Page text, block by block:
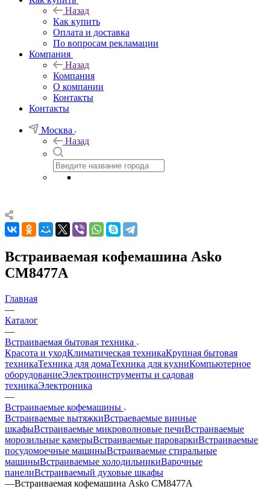
Назад
Как купить
Оплата и доставка
По вопросам рекламации
Компания
Назад
Компания
О компании
Контакты
Контакты
Москва
Назад
Встраиваемая кофемашина Asko
CM8477A
Главная
—
Каталог
—
Встраиваемая бытовая техника
Красота и уходКлиматическая техникаКрупная бытовая
техникаТехника для домаТехника для кухниКомпьютерное
оборудованиеЭлектроинструменты и садовая
техникаЭлектроника
—
Встраиваемые кофемашины
Встраиваемые вытяжкиВстраеваемые винные
шкафыВстраиваемые микроволновые печиВстраиваемые
морозильные камерыВстраиваемые пароваркиВстраиваемые
посудомоечные машиныВстраиваемые стиральные
машиныВстраиваемые холодильникиВарочные
панелиВстраиваемый духовые шкафы
—Встраиваемая кофемашина Asko CM8477A